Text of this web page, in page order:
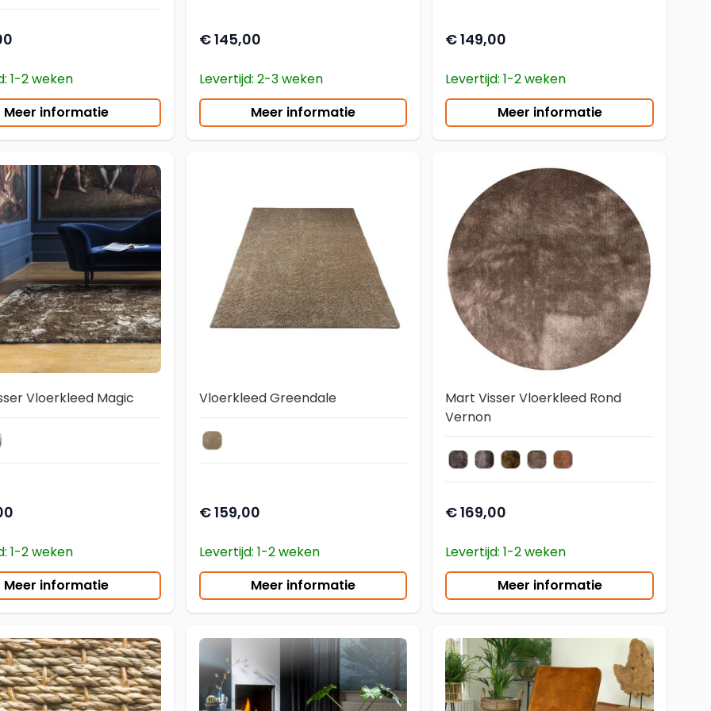
1-2 weken
Meer informatie
€ 145,00
Levertijd: 2-3 weken
Meer informatie
€ 149,00
Levertijd: 1-2 weken
Meer informatie
Vloerkleed Magic
ShadesShades
1-2 weken
Meer informatie
Vloerkleed Greendale
kleur vloerkleed
20 Kurk
€ 159,00
Levertijd: 1-2 weken
Meer informatie
Mart Visser Vloerkleed Rond
Vernon
kleur vloerkleed
Wolf Grey
Fall GreyWarm Olive
Linnen Grey
Linnen Gold
€ 169,00
Levertijd: 1-2 weken
Meer informatie